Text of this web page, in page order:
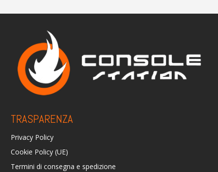
TRASPARENZA
Privacy Policy
Cookie Policy (UE)
Termini di consegna e spedizione